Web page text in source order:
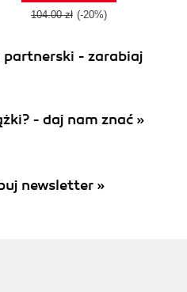
104.00 zł (-20%)
partnerski - zarabiaj
- daj nam znać »
newsletter »